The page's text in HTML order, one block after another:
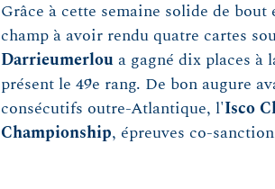
Grâce à cette semaine solide de
champ à avoir rendu quatre cartes
Darrieumerloua gagné dix places à
présent le 49e rang. De bon augure
consécutifs outre-Atlantique, l'Isco
Championship, épreuves co-